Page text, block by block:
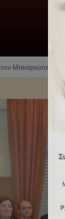
Μακαριώτατο